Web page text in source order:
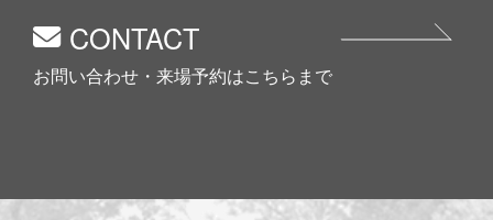
CONTACT
お問い合わせ・来場予約はこちらまで